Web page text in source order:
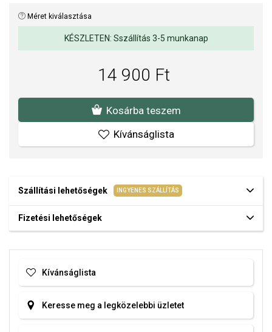
utazást, a szabadságot és a történetmesélő ékszereket.
Karkötő hossza: 25 cm.
hogy eredeti ékszert vásárol, a komplett márkás csomagolásban.
Méret kiválasztása
KÉSZLETEN: Sszállítás 3-5 munkanap
14 900 Ft
Kosárba teszem
Kívánságlista
Szállítási lehetőségek INGYENES SZÁLLÍTÁS
Fizetési lehetőségek
Kívánságlista
Keresse meg a legközelebbi üzletet